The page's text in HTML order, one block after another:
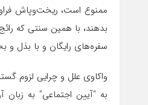
ممنوع است، ریخت‌وپاش
بدهند، با همین سنتی که
سفره‌های رایگان و با بذل و
واکاوی علل و چرایی لزوم
به “آیین اجتماعی” به